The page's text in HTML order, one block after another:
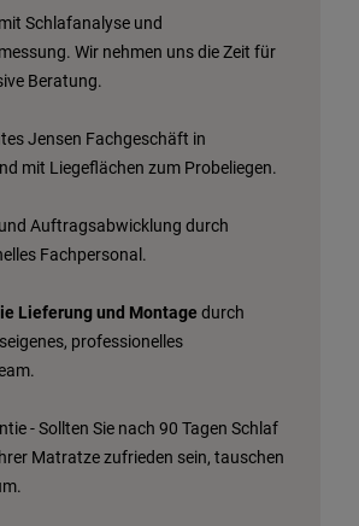
Schlafanalyse und
Wir nehmen uns die Zeit für
Beratung.
Jensen Fachgeschäft in
mit Liegeflächen zum Probeliegen.
Auftragsabwicklung durch
Fachpersonal.
Lieferung und Montage durch
professionelles
- Sollten Sie nach 90 Tagen Schlaf
Matratze zufrieden sein, tauschen